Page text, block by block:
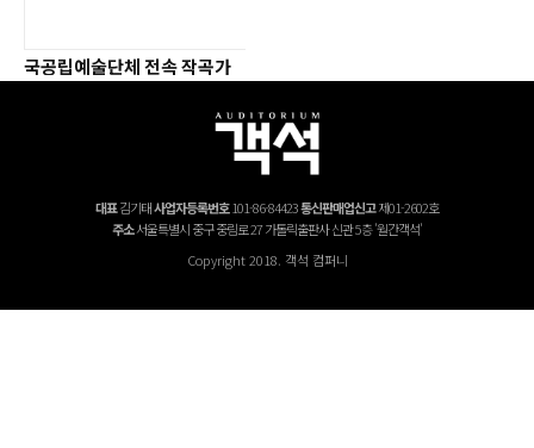
국공립예술단체 전속 작곡가
제 도입
대표김기태사업자등록번호101-86-84423통신판매업신고제01-2602호
주소서울특별시 중구 중림로 27 가톨릭출판사 신관 5층 '월간객석'
Copyright 2018. 객석 컴퍼니